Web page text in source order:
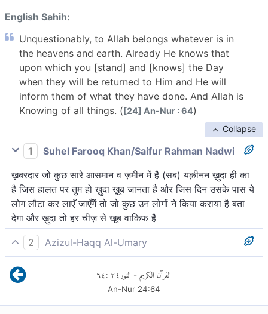
English Sahih:
Unquestionably, to Allah belongs whatever is in
the heavens and earth. Already He knows that
upon which you [stand] and [knows] the Day
when they will be returned to Him and He will
inform them of what they have done. And Allah is
Knowing of all things. ([24] An-Nur : 64)
Collapse
1
Suhel Farooq Khan/Saifur Rahman Nadwi
ख़बरदार जो कुछ सारे आसमान व ज़मीन में है (सब) यक़ीनन ख़ुदा ही का
है जिस हालत पर तुम हो ख़ुदा ख़ूब जानता है और जिस दिन उसके पास ये
लोग लौटा कर लाएँ जाएँगें तो जो कुछ उन लोगों ने किया कराया है बता
देगा और ख़ुदा तो हर चीज़ से खूब वाकिफ है
2
Azizul-Haqq Al-Umary
सावधान! अल्लाह ही का है, जो आकाशों तथा धरती में है, वह जानता है,
जिस (दशा) पर तुम हो और जिस दिन वे उसकी ओर फेरे जायेंगे, तो उन्हें
बता[1] देगा, जो उन्होंने किया है और अल्लाह प्रत्येक चीज़ का अति ज्ञानी
है।
القرآن الكريم - النور٢٤:٦٤
An-Nur24:64